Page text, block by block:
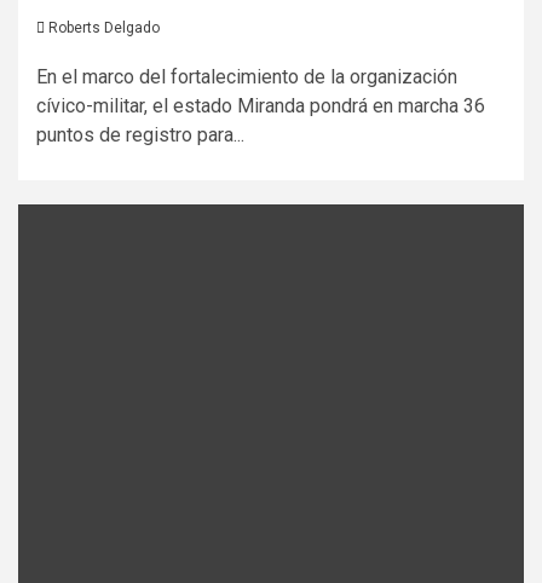
Roberts Delgado
En el marco del fortalecimiento de la organización
cívico-militar, el estado Miranda pondrá en marcha 36
puntos de registro para...